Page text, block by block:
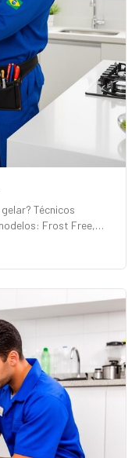
Técnicos
Frost Free,
e convencional.